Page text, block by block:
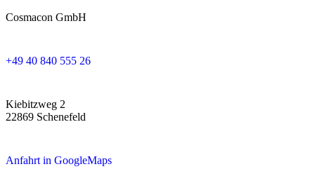
Cosmacon GmbH
+49 40 840 555 26
Kiebitzweg 2
22869 Schenefeld
Anfahrt in GoogleMaps